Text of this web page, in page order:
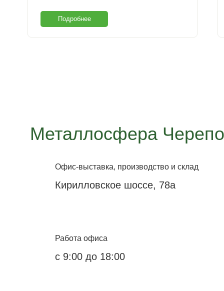
Подробнее
Металлосфера
Офис-выставка, производство и склад
Кирилловское шоссе, 78а
Работа офиса
с 9:00 до 18:00